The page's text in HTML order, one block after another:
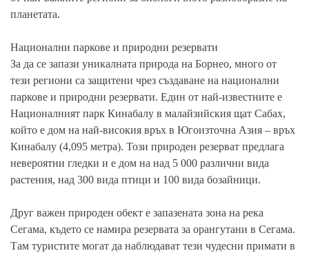
планетата.
Национални паркове и природни резервати
За да се запази уникалната природа на Борнео, много от
тези региони са защитени чрез създаване на национални
паркове и природни резервати. Един от най-известните е
Националният парк Кинабалу в малайзийския щат Сабах,
който е дом на най-високия връх в Югоизточна Азия – връх
Кинабалу (4,095 метра). Този природен резерват предлага
невероятни гледки и е дом на над 5 000 различни вида
растения, над 300 вида птици и 100 вида бозайници.
Друг важен природен обект е запазената зона на река
Сегама, където се намира резервата за орангутани в Сегама.
Там туристите могат да наблюдават тези чудесни примати в